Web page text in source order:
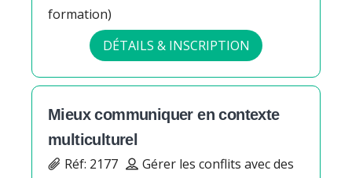
formation)
DÉTAILS & INSCRIPTION
Mieux communiquer en contexte
multiculturel
Réf: 2177
Gérer les conflits avec des